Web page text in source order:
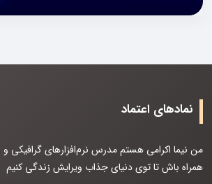
نمادهای اعتماد
من نیما اکرامی هستم مدرس نرم‌افزارهای گرافیکی
همراه باش تا توی دنیای جذاب ویرایش زندگی کنیم